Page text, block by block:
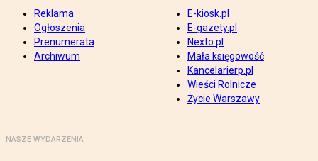
Reklama
Ogłoszenia
Prenumerata
Archiwum
E-kiosk.pl
E-gazety.pl
Nexto.pl
Mała księgowość
Kancelarierp.pl
Wieści Rolnicze
Życie Warszawy
NASZE WYDARZENIA